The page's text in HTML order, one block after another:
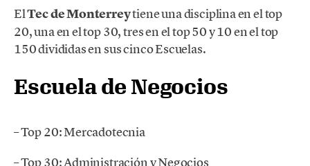
ElTec de Monterreytiene una disciplina en el top
20, una en el top 30, tres en el top 50 y 10 en el top
150 divididas en sus cinco Escuelas.
Escuela de Negocios
– Top 20: Mercadotecnia
– Top 30: Administración y Negocios